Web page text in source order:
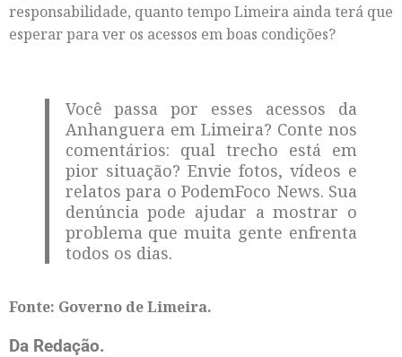
responsabilidade, quanto tempo Limeira ainda terá que
esperar para ver os acessos em boas condições?
Você passa por esses acessos da
Anhanguera em Limeira? Conte nos
comentários: qual trecho está em
pior situação? Envie fotos, vídeos e
relatos para o PodemFoco News. Sua
denúncia pode ajudar a mostrar o
problema que muita gente enfrenta
todos os dias.
Fonte: Governo de Limeira.
Da Redação.